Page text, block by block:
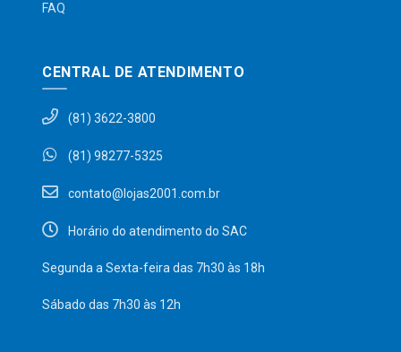
FAQ
CENTRAL DE ATENDIMENTO
(81) 3622-3800
(81) 98277-5325
contato@lojas2001.com.br
Horário do atendimento do SAC
Segunda a Sexta-feira das 7h30 às 18h
Sábado das 7h30 às 12h